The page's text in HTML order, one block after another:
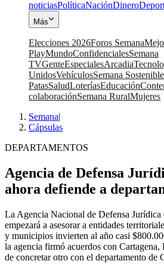
noticiasPolíticaNaciónDinero
Más
Elecciones 2026Foros Semana
PlayMundoConfidencialesSemana
TVGenteEspecialesArcadia
UnidosVehículosSemana Sostenible
PatasSaludLoteríasEducación
colaboraciónSemana RuralMujeres
Semana|
Cápsulas
DEPARTAMENTOS
Agencia de Defensa
ahora defiende a
La Agencia Nacional de Defensa
empezará a asesorar a entidades
y municipios invierten al año casi
la agencia firmó acuerdos con Cartagena,
de concretar otro con el departamento de